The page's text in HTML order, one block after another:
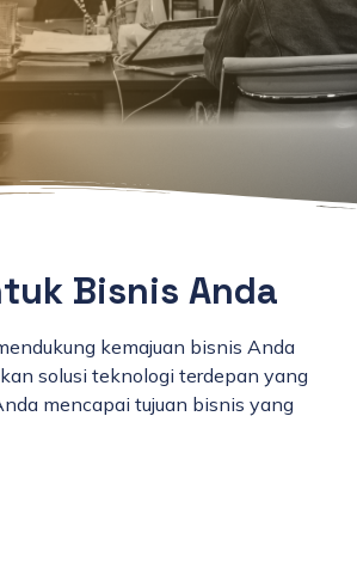
Bisnis Anda
kemajuan bisnis Anda
solusi teknologi terdepan yang
mencapai tujuan bisnis yang